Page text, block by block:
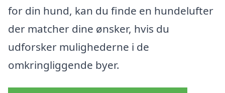
for din hund, kan du finde en hundelufter
der matcher dine ønsker, hvis du
udforsker mulighederne i de
omkringliggende byer.